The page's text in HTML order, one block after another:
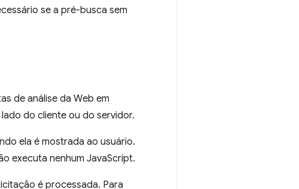
se a pré-busca sem
de análise da Web em
do cliente ou do servidor.
ela é mostrada ao usuário.
executa nenhum JavaScript.
é processada. Para